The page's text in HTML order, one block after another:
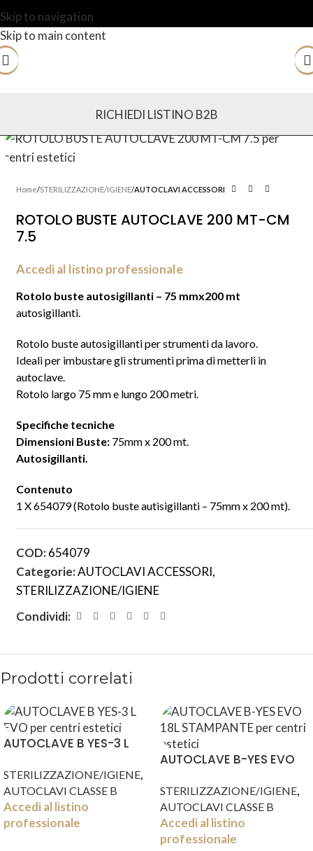
Skip to navigation
Skip to main content
RICHIEDI LISTINO B2B
Home STERILIZZAZIONE/IGIENE AUTOCLAVI ACCESSORI
ROTOLO BUSTE AUTOCLAVE 200 MT-CM
7.5
Accedi al listino professionale
Rotolo buste autosigillanti – 75 mmx200 mt
autosigillanti.
Rotolo buste autosigillanti per strumenti da lavoro.
Ideali per imbustare gli strumenti prima di metterli in
autoclave.
Rotolo largo 75 mm e lungo 200 metri.
Specifiche tecniche
Dimensioni Buste: 75mm x 200 mt.
Autosigillanti.
Contenuto
1 X 654079 (Rotolo buste autisigillanti – 75mm x 200 mt).
COD:654079
Categorie:AUTOCLAVI ACCESSORI,
STERILIZZAZIONE/IGIENE
Condividi:
Prodotti correlati
AUTOCLAVE B YES-3 L
STERILIZZAZIONE/IGIENE,
AUTOCLAVI CLASSE B
Accedi al listino
professionale
AUTOCLAVE B-YES EVO
STERILIZZAZIONE/IGIENE,
AUTOCLAVI CLASSE B
Accedi al listino
professionale